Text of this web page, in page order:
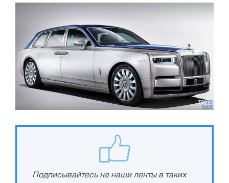
Подписывайтесь на наши ленты в таких